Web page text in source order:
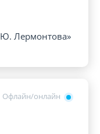
Лермонтова»
Офлайн/онлайн